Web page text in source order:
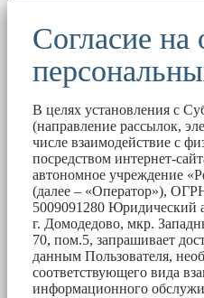
Согласие на
В целях установления с
(направление рассылок,
числе взаимодействие с
посредством интернет-
автономное учреждение
(далее – «Оператор»),
5009091280 Юридический
г. Домодедово, мкр.
70, пом.5, запрашивает
данным Пользователя,
соответствующего вида
информационного